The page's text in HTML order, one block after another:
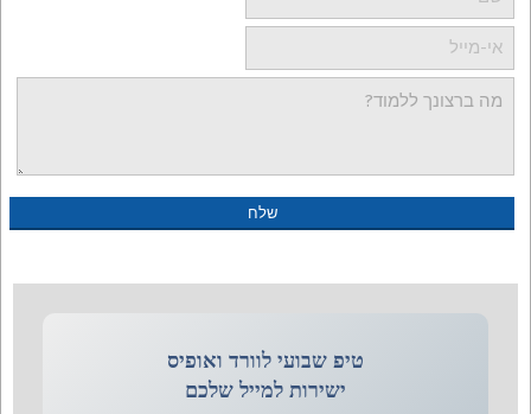
טיפ שבועי לוורד ואופיס
ישירות למייל שלכם